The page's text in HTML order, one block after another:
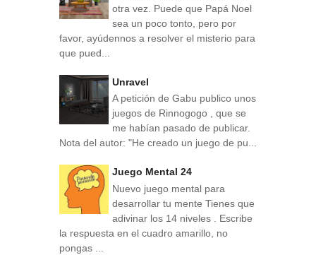
otra vez. Puede que Papá Noel
sea un poco tonto, pero por
favor, ayúdennos a resolver el misterio para
que pued...
Unravel
A petición de Gabu publico unos
juegos de Rinnogogo , que se
me habían pasado de publicar.
Nota del autor: "He creado un juego de pu...
Juego Mental 24
Nuevo juego mental para
desarrollar tu mente Tienes que
adivinar los 14 niveles . Escribe
la respuesta en el cuadro amarillo, no
pongas ...